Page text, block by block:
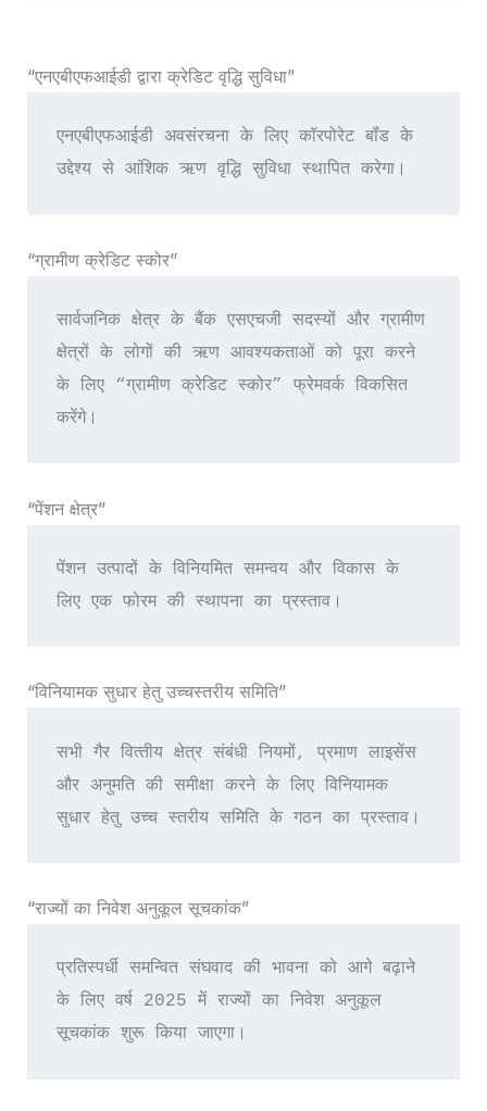
“एनएबीएफआईडी द्वारा क्रेडिट वृद्धि सुविधा”
एनएबीएफआईडी अवसंरचना के लिए कॉरपोरेट बॉंड के
उद्देश्य से आंशिक ऋण वृद्धि सुविधा स्थापित करेगा।
“ग्रामीण क्रेडिट स्कोर”
सार्वजनिक क्षेत्र के बैंक एसएचजी सदस्‍यों और ग्रामीण
क्षेत्रों के लोगों की ऋण आवश्‍यकताओं को पूरा करने
के लिए “ग्रामीण क्रेडिट स्‍कोर” फ्रेमवर्क विकसित
करेंगे।
“पेंशन क्षेत्र”
पेंशन उत्‍पादों के विनियमित समन्‍वय और विकास के
लिए एक फोरम की स्‍थापना का प्रस्‍ताव।
“विनियामक सुधार हेतु उच्‍चस्‍तरीय समिति”
सभी गैर वित्‍तीय क्षेत्र संबंधी नियमों, प्रमाण लाइसेंस
और अनुमति की समीक्षा करने के लिए विनियामक
सुधार हेतु उच्‍च स्‍तरीय समिति के गठन का प्रस्‍ताव।
“राज्‍यों का निवेश अनुकूल सूचकांक”
प्रतिस्‍पर्धी समन्‍वित संघवाद की भावना को आगे बढ़ाने
के लिए वर्ष 2025 में राज्‍यों का निवेश अनुकूल
सूचकांक शुरू किया जाएगा।